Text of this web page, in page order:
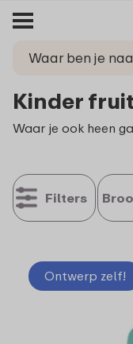
Kinder
Filters
Ontwerp zelf!